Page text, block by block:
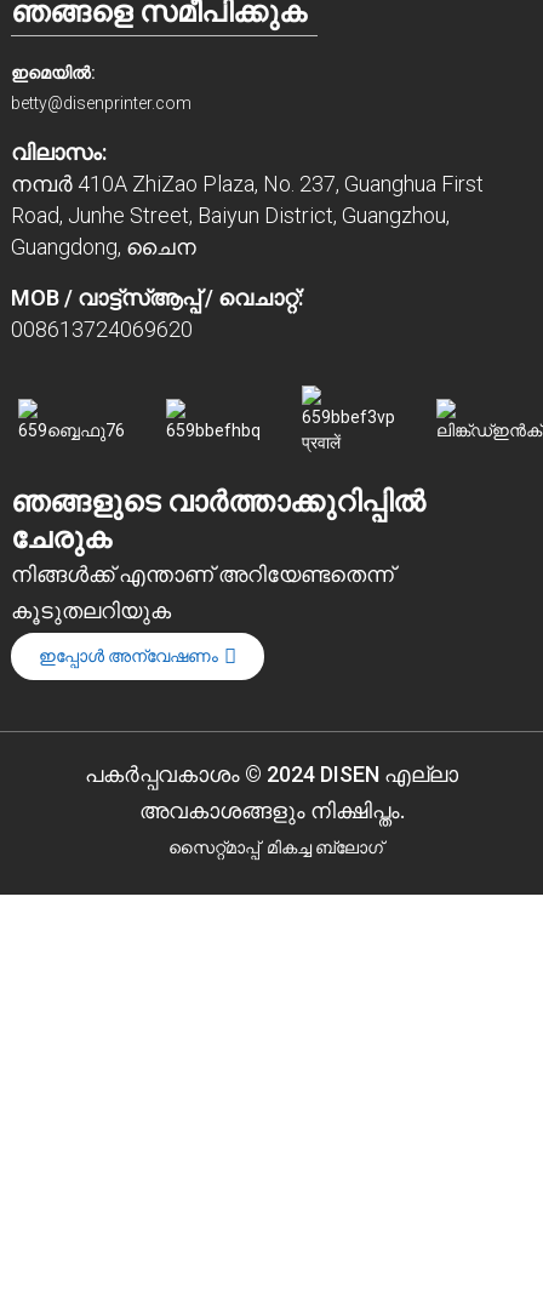
ഞങ്ങളെ സമീപിക്കുക
ഇമെയിൽ:
betty@disenprinter.com
വിലാസം:
നമ്പർ 410A ZhiZao Plaza, No. 237, Guanghua First
Road, Junhe Street, Baiyun District, Guangzhou,
Guangdong, ചൈന
MOB / വാട്ട്‌സ്ആപ്പ് / വെചാറ്റ്:
008613724069620
ഞങ്ങളുടെ വാർത്താക്കുറിപ്പിൽ
ചേരുക
നിങ്ങൾക്ക് എന്താണ് അറിയേണ്ടതെന്ന്
കൂടുതലറിയുക
ഇപ്പോൾ അന്വേഷണം
പകർപ്പവകാശം © 2024 DISEN എല്ലാ
അവകാശങ്ങളും നിക്ഷിപ്തം.
സൈറ്റ്മാപ്പ് മികച്ച ബ്ലോഗ്